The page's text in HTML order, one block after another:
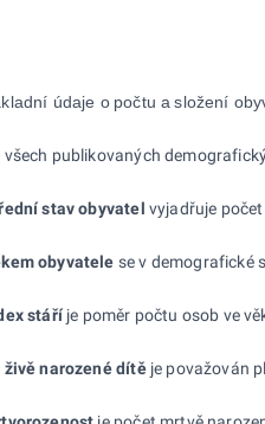
údaje o počtu a složení
všech publikovaných
stav obyvatel vyjadřuje
obyvatele se v demografické
stáříje poměr počtu osob ve
živě narozenédítěje považován